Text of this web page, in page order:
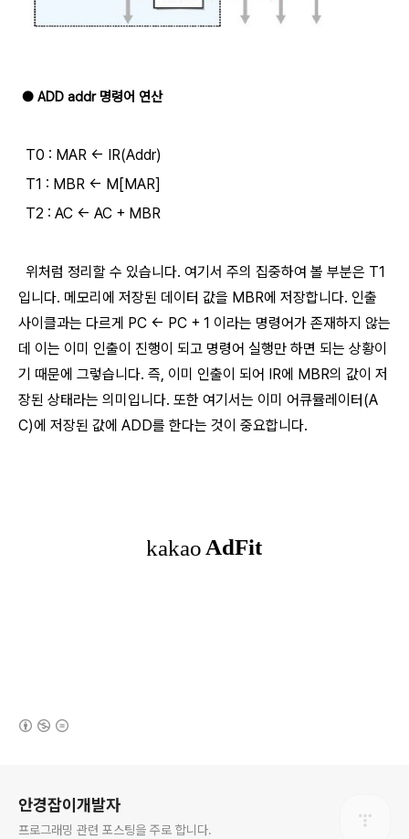
● ADD addr 명령어 연산
​ T0 : MAR <- IR(Addr)
T1 : MBR <- M[MAR]
T2 : AC <- AC + MBR
위처럼 정리할 수 있습니다. 여기서 주의 집중하여 볼 부분은 T1
입니다. 메모리에 저장된 데이터 값을 MBR에 저장합니다. 인출
사이클과는 다르게 PC <- PC + 1 이라는 명령어가 존재하지 않는
데 이는 이미 인출이 진행이 되고 명령어 실행만 하면 되는 상황이
기 때문에 그렇습니다.​ 즉, 이미 인출이 되어 IR에 MBR의 값이 저
장된 상태라는 의미입니다. 또한 여기서는 이미 어큐뮬레이터(A
C)에 저장된 값에 ADD를 한다는 것이 중요합니다.
안경잡이개발자
프로그래밍 관련 포스팅을 주로 합니다.